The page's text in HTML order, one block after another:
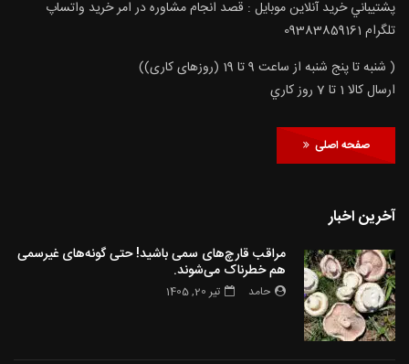
پشتيباني خريد آنلاين موبايل : قصد انجام مشاوره در امر خرید واتساپ
تلگرام 09383859161
( شنبه تا پنج شنبه از ساعت 9 تا 19 (روزهای کاری))
ارسال كالا 1 تا 7 روز كاري
صفحه اصلی
آخرین اخبار
مراقب قارچ‌های سمی باشید! حتی گونه‌های غیرسمی
هم خطرناک می‌شوند.
حامد تیر 20, 1405